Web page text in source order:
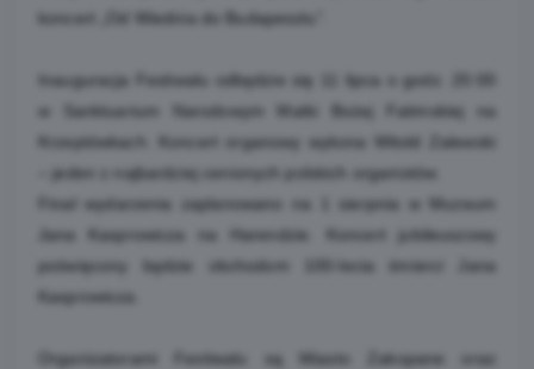
koncert „Od Wiednia do Budapesztu”.
Inauguracja Festiwalu odbędzie się 11 lipca o godz. 20:00
w Sanktuarium Narodowym Matki Bożej Fatimskiej na
Krzeptówkach. Koncert organowy wykona Witold Zalewski
– jeden z najbardziej cenionych polskich organistów.
Finał wydarzenia zaplanowano na 1 sierpnia w Muzeum
Jana Kasprowicza na Harendzie. Koncert jubileuszowy
poświęcony będzie obchodom 100-lecia śmierci Jana
Kasprowicza.
Organizatorami Festiwalu są Miasto Zakopane oraz